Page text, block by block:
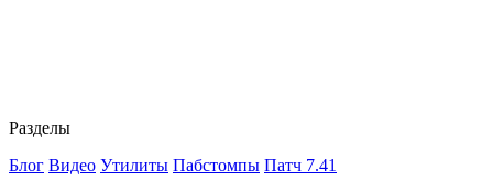
Разделы
Блог Видео Утилиты Пабстомпы Патч 7.41